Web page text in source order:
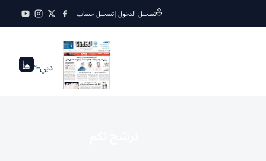
تسجيل الدخول|تسجيل حساب
دبي--°